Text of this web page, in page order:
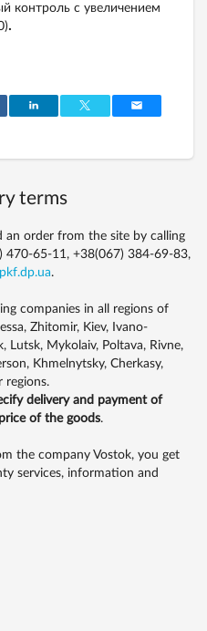
контроль с увеличением
.
terms
an order from the site by calling
470-65-11, +38(067) 384-69-83,
.
companies in all regions of
Zhitomir, Kiev, Ivano-
Lutsk, Mykolaiv, Poltava, Rivne,
Khmelnytsky, Cherkasy,
regions.
delivery and payment of
of the goods.
the company Vostok, you get
services, information and